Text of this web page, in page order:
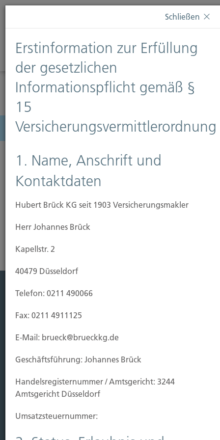
Diese Webseite verwendet Cookies. Wenn Sie weiterhin
Informationen finden Sie auf unserer SeiteDatenschutz
Diese Nachricht nicht erneut anzeigen
Menü
Leben
Vorsorgen
Kauf Grundstück
Baubeginn
Baufertigstellung/Hauskauf
Schaden
Schließen
Erstinformation zur Erfüllung
der gesetzlichen
Informationspflicht gemäß §
15
Versicherungsvermittlerordnung
1. Name, Anschrift und
Kontaktdaten
Hubert Brück KG seit 1903 Versicherungsmakler
Herr Johannes Brück
Kapellstr. 2
40479 Düsseldorf
Telefon: 0211 490066
Fax: 0211 4911125
E-Mail: brueck@brueckkg.de
Geschäftsführung: Johannes Brück
Handels­registernummer / Amtsgericht: 3244
Amtsgericht Düsseldorf
Umsatzsteuer­nummer: